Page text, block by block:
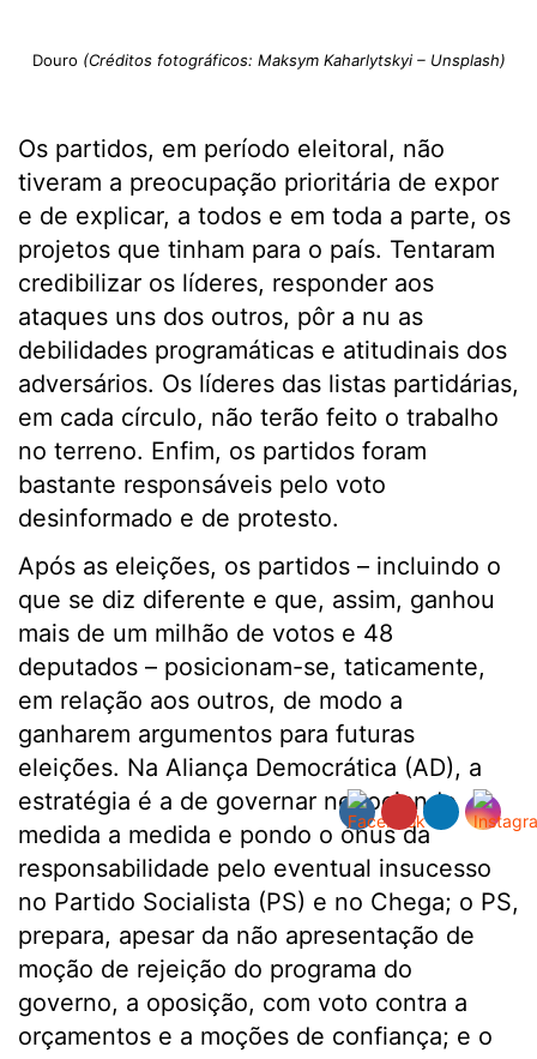
Douro (Créditos fotográficos: Maksym Kaharlytskyi – Unsplash)
Os partidos, em período eleitoral, não
tiveram a preocupação prioritária de expor
e de explicar, a todos e em toda a parte, os
projetos que tinham para o país. Tentaram
credibilizar os líderes, responder aos
ataques uns dos outros, pôr a nu as
debilidades programáticas e atitudinais dos
adversários. Os líderes das listas partidárias,
em cada círculo, não terão feito o trabalho
no terreno. Enfim, os partidos foram
bastante responsáveis pelo voto
desinformado e de protesto.
Após as eleições, os partidos – incluindo o
que se diz diferente e que, assim, ganhou
mais de um milhão de votos e 48
deputados – posicionam-se, taticamente,
em relação aos outros, de modo a
ganharem argumentos para futuras
eleições. Na Aliança Democrática (AD), a
estratégia é a de governar negociando
medida a medida e pondo o ónus da
responsabilidade pelo eventual insucesso
no Partido Socialista (PS) e no Chega; o PS,
prepara, apesar da não apresentação de
moção de rejeição do programa do
governo, a oposição, com voto contra a
orçamentos e a moções de confiança; e o